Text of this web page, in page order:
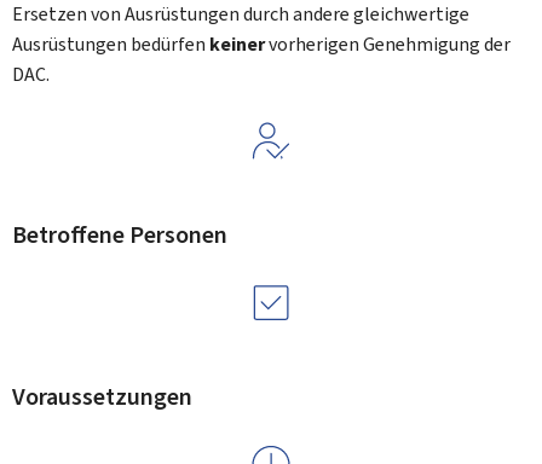
Ersetzen von Ausrüstungen durch andere gleichwertige
Ausrüstungen bedürfen keinervorherigen Genehmigung der
DAC.
Betroffene Personen
Voraussetzungen